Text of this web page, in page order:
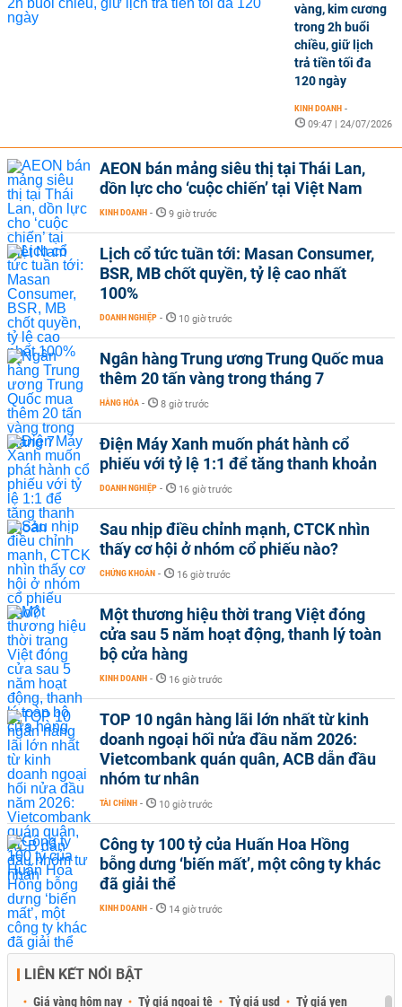
vàng, kim cương
trong 2h buổi
chiều, giữ lịch
trả tiền tối đa
120 ngày
KINH DOANH -
09:47 | 24/07/2026
AEON bán mảng siêu thị tại Thái Lan,
dồn lực cho ‘cuộc chiến’ tại Việt Nam
KINH DOANH - 9 giờ trước
Lịch cổ tức tuần tới: Masan Consumer,
BSR, MB chốt quyền, tỷ lệ cao nhất
100%
DOANH NGHIỆP - 10 giờ trước
Ngân hàng Trung ương Trung Quốc mua
thêm 20 tấn vàng trong tháng 7
HÀNG HÓA - 8 giờ trước
Điện Máy Xanh muốn phát hành cổ
phiếu với tỷ lệ 1:1 để tăng thanh khoản
DOANH NGHIỆP - 16 giờ trước
Sau nhịp điều chỉnh mạnh, CTCK nhìn
thấy cơ hội ở nhóm cổ phiếu nào?
CHỨNG KHOÁN - 16 giờ trước
Một thương hiệu thời trang Việt đóng
cửa sau 5 năm hoạt động, thanh lý toàn
bộ cửa hàng
KINH DOANH - 16 giờ trước
TOP 10 ngân hàng lãi lớn nhất từ kinh
doanh ngoại hối nửa đầu năm 2026:
Vietcombank quán quân, ACB dẫn đầu
nhóm tư nhân
TÀI CHÍNH - 10 giờ trước
Công ty 100 tỷ của Huấn Hoa Hồng
bỗng dưng ‘biến mất’, một công ty khác
đã giải thể
KINH DOANH - 14 giờ trước
LIÊN KẾT NỔI BẬT
Giá vàng hôm nay Tỷ giá ngoại tệ Tỷ giá usd Tỷ giá yen